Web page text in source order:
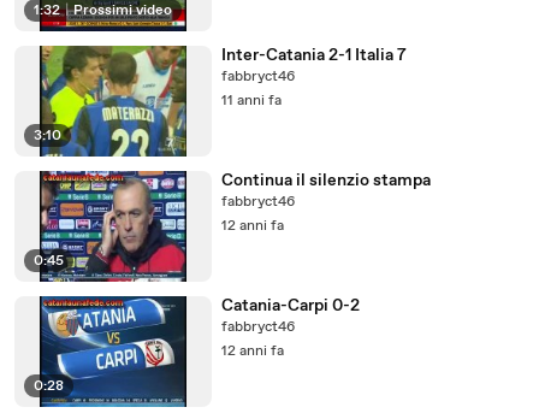
1:32 | Prossimi video
3:10
Inter-Catania 2-1 Italia 7
fabbryct46
11 anni fa
0:45
Continua il silenzio stampa
fabbryct46
12 anni fa
0:28
Catania-Carpi 0-2
fabbryct46
12 anni fa